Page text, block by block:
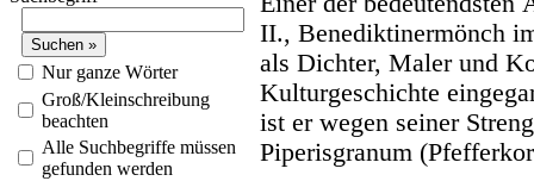
Nur ganze Wörter
Groß/Kleinschreibung
beachten
Alle Suchbegriffe müssen
gefunden werden
II., Benediktinermönch
als Dichter, Maler und
Kulturgeschichte
ist er wegen seiner
Piperisgranum